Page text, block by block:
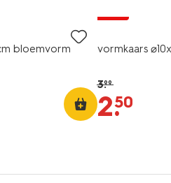
bloemvorm
vormkaars
3.99
2.
50